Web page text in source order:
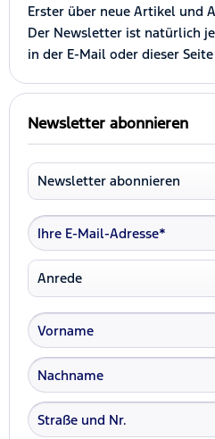
Erster über neue Artikel und
Der Newsletter ist natürlich
in der E-Mail oder dieser
Newsletter abonnieren